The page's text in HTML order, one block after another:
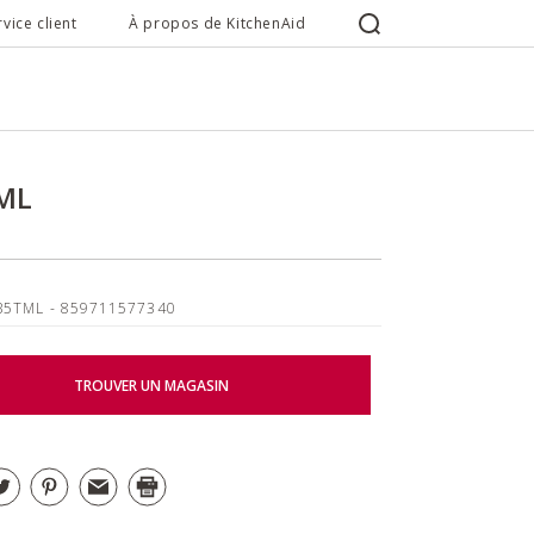
client À propos de KitchenAid
- 859711577340
TROUVER UN MAGASIN